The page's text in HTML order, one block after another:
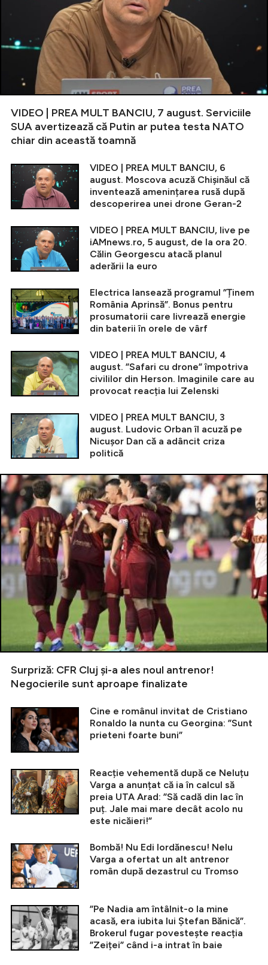
VIDEO | PREA MULT BANCIU, 7 august. Serviciile
SUA avertizează că Putin ar putea testa NATO
chiar din această toamnă
VIDEO | PREA MULT BANCIU, 6
august. Moscova acuză Chișinăul că
inventează amenințarea rusă după
descoperirea unei drone Geran-2
VIDEO | PREA MULT BANCIU, live pe
iAMnews.ro, 5 august, de la ora 20.
Călin Georgescu atacă planul
aderării la euro
Electrica lansează programul ”Ținem
România Aprinsă”. Bonus pentru
prosumatorii care livrează energie
din baterii în orele de vârf
VIDEO | PREA MULT BANCIU, 4
august. ”Safari cu drone” împotriva
civililor din Herson. Imaginile care au
provocat reacția lui Zelenski
VIDEO | PREA MULT BANCIU, 3
august. Ludovic Orban îl acuză pe
Nicușor Dan că a adâncit criza
politică
Surpriză: CFR Cluj și-a ales noul antrenor!
Negocierile sunt aproape finalizate
Cine e românul invitat de Cristiano
Ronaldo la nunta cu Georgina: ”Sunt
prieteni foarte buni”
Reacție vehementă după ce Neluțu
Varga a anunțat că ia în calcul să
preia UTA Arad: ”Să cadă din lac în
puț. Jale mai mare decât acolo nu
este nicăieri!”
Bombă! Nu Edi Iordănescu! Nelu
Varga a ofertat un alt antrenor
român după dezastrul cu Tromso
”Pe Nadia am întâlnit-o la mine
acasă, era iubita lui Ștefan Bănică”.
Brokerul fugar povestește reacția
”Zeiței” când i-a intrat în baie